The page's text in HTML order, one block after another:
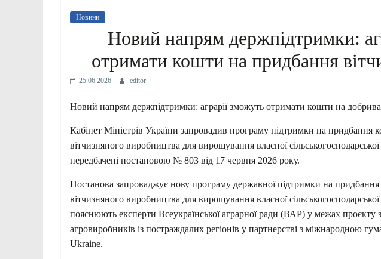
Новини
Новий напрям держпідтримки:
отримати кошти на придбання
25.06.2026 editor
Новий напрям держпідтримки: аграрії зможуть отримати кошти на
Кабінет Міністрів України запровадив програму підтримки на придбання
вітчизняного виробництва для вирощування власної
передбачені постановою № 803 від 17 червня 2026 року.
Постанова запроваджує нову програму державної підтримки на
вітчизняного виробництва для вирощування власної
пояснюють експерти Всеукраїнської аграрної ради (ВАР) у межах проєкту
агровиробників із постраждалих регіонів у партнерстві з міжнародною
Ukraine.